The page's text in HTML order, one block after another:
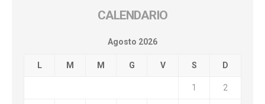
CALENDARIO
Agosto 2026
L M M G V S D
1 2